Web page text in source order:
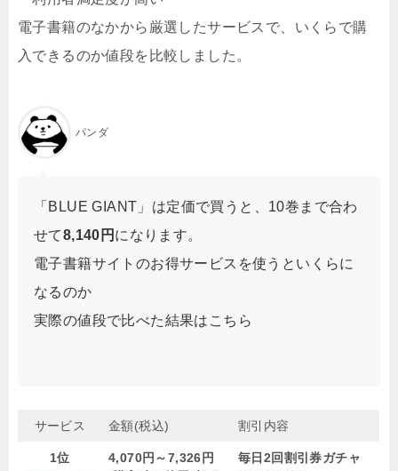
電子書籍のなかから厳選したサービスで、いくらで購
入できるのか値段を比較しました。
パンダ
「BLUE GIANT」は定価で買うと、10巻まで合わ
せて8,140円 になります。
電子書籍サイトのお得サービスを使うといくらに
なるのか
実際の値段で比べた結果はこちら
サービス 金額(税込) 割引内容
1位
4,070円～7,326円
毎日2回割引券ガチャ